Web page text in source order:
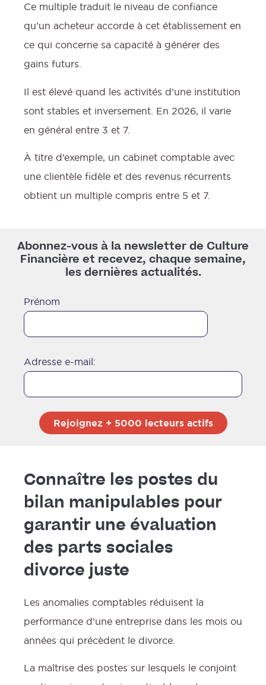
Ce multiple traduit le niveau de confiance
qu’un acheteur accorde à cet établissement en
ce qui concerne sa capacité à générer des
gains futurs.
Il est élevé quand les activités d’une institution
sont stables et inversement. En 2026, il varie
en général entre 3 et 7.
À titre d’exemple, un cabinet comptable avec
une clientèle fidèle et des revenus récurrents
obtient un multiple compris entre 5 et 7.
Abonnez-vous à la newsletter de Culture
Financière et recevez, chaque semaine,
les dernières actualités.
Prénom
Adresse e-mail:
Connaître les postes du
bilan manipulables pour
garantir une évaluation
des parts sociales
divorce juste
Les anomalies comptables réduisent la
performance d’une entreprise dans les mois ou
années qui précèdent le divorce.
La maîtrise des postes sur lesquels le conjoint